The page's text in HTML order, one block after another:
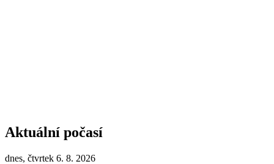
Aktuální počasí
dnes, čtvrtek 6. 8. 2026